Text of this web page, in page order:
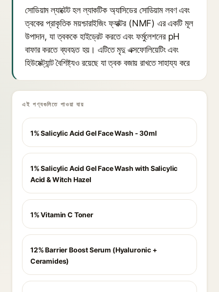
সোডিয়াম ল্যাক্টেট হল ল্যাকটিক অ্যাসিডের সোডিয়াম লবণ এবং
ত্বকের প্রাকৃতিক ময়শ্চারাইজিং ফ্যাক্টর (NMF) এর একটি মূল
উপাদান, যা ত্বককে হাইড্রেট করতে এবং ফর্মুলেশনের pH
বাফার করতে ব্যবহৃত হয়। এটিতে মৃদু এক্সফোলিয়েটিং এবং
হিউমেক্ট্যান্ট বৈশিষ্ট্যও রয়েছে যা ত্বক বজায় রাখতে সাহায্য করে
এই পণ্যগুলিতে পাওয়া যায়
1% Salicylic Acid Gel Face Wash - 30ml
1% Salicylic Acid Gel Face Wash with Salicylic
Acid & Witch Hazel
1% Vitamin C Toner
12% Barrier Boost Serum (Hyaluronic +
Ceramides)